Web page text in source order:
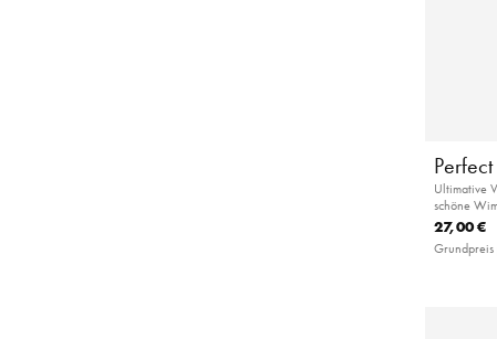
Ultimative
schöne
27,00 €
Grundpreis